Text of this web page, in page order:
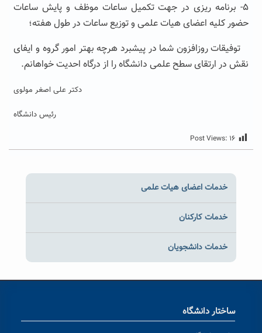
۵- برنامه ریزی در جهت تکمیل ساعات موظف و پایش ساعات
حضور کلیه اعضای هیات علمی و توزیع ساعات در طول هفته؛
توفیقات روزافزون شما در پیشبرد هرچه بهتر امور گروه و ایفای
نقش در ارتقای سطح علمی دانشگاه را از درگاه احدیت خواهانم.
دکتر علی اصغر مولوی
رئیس دانشگاه
Post Views: ۱۶
خدمات اعضای هیات علمی
خدمات کارکنان
خدمات دانشجویان
ساختار دانشگاه